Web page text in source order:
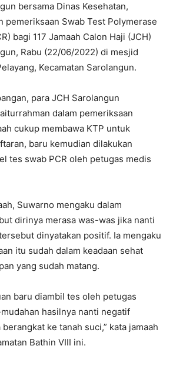
bersama Dinas Kesehatan,
pemeriksaan Swab Test Polymerase
bagi 117 Jamaah Calon Haji (JCH)
Rabu (22/06/2022) di mesjid
Kecamatan Sarolangun.
para JCH Sarolangun
dalam pemeriksaan
cukup membawa KTP untuk
baru kemudian dilakukan
tes swab PCR oleh petugas medis
Suwarno mengaku dalam
dirinya merasa was-was jika nanti
dinyatakan positif. Ia mengaku
itu sudah dalam keadaan sehat
yang sudah matang.
baru diambil tes oleh petugas
hasilnya nanti negatif
ke tanah suci,” kata jamaah
Bathin VIII ini.